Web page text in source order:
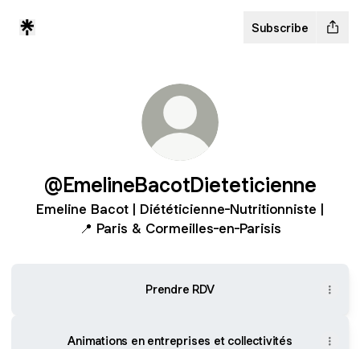
Subscribe
@EmelineBacotDieteticienne
Emeline Bacot | Diététicienne-Nutritionniste |
📍 Paris & Cormeilles-en-Parisis
Prendre RDV
Animations en entreprises et collectivités